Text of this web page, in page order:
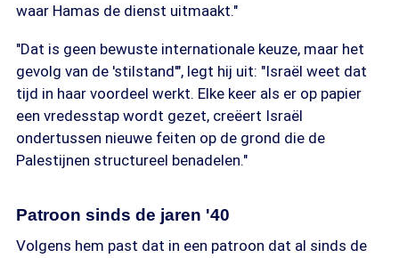
waar Hamas de dienst uitmaakt."
"Dat is geen bewuste internationale keuze, maar het
gevolg van de 'stilstand'", legt hij uit: "Israël weet dat
tijd in haar voordeel werkt. Elke keer als er op papier
een vredesstap wordt gezet, creëert Israël
ondertussen nieuwe feiten op de grond die de
Palestijnen structureel benadelen."
Patroon sinds de jaren '40
Volgens hem past dat in een patroon dat al sinds de